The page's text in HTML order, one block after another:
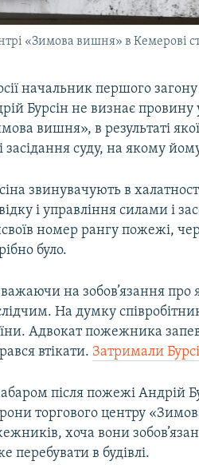
«Зимова вишня» в Кемерові
начальник першого
Бурсін не визнає
вишня», в результаті
засідання суду, на якому
звинувачують в
і управління силами і
номер рангу пожежі,
було.
на зобов’язання про
На думку
Адвокат пожежника
втікати. Затримали
після пожежі Андрій
торгового центру
хоча вони
перебувати в будівлі.